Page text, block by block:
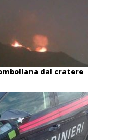
dal cratere